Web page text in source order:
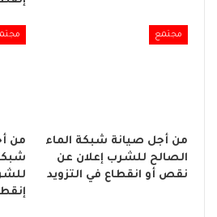
مجتمع
من أجل صيانة شبكة الماء
الصالح للشرب إعلان عن
نقص أو انقطاع في التزويد
من